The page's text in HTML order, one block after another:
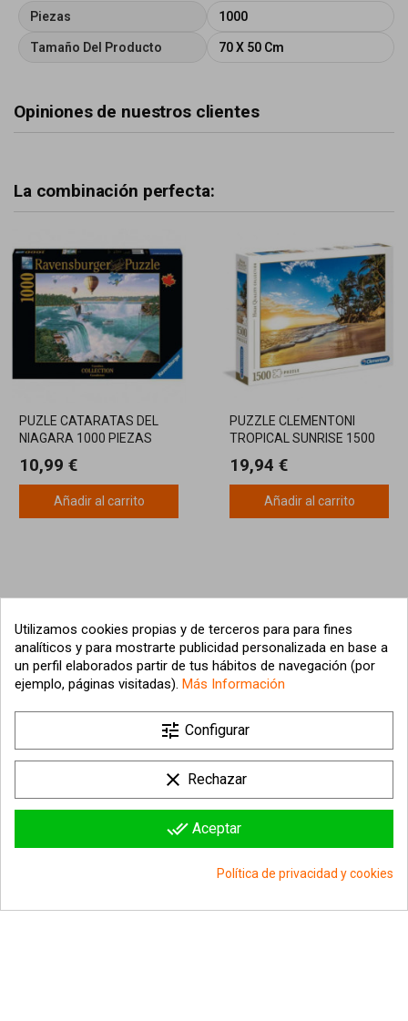
Piezas 1000
Tamaño Del Producto 70 X 50 Cm
Opiniones de nuestros clientes
La combinación perfecta:
PUZLE CATARATAS DEL
NIAGARA 1000 PIEZAS
10,99 €
Añadir al carrito
PUZZLE CLEMENTONI
TROPICAL SUNRISE 1500
19,94 €
Añadir al carrito
Información sobre la tienda 
Utilizamos cookies propias y de terceros para para fines
analíticos y para mostrarte publicidad personalizada en base a
un perfil elaborados partir de tus hábitos de navegación (por
ejemplo, páginas visitadas). Más Información
tune Configurar
clear Rechazar
done_all Aceptar
Política de privacidad y cookies